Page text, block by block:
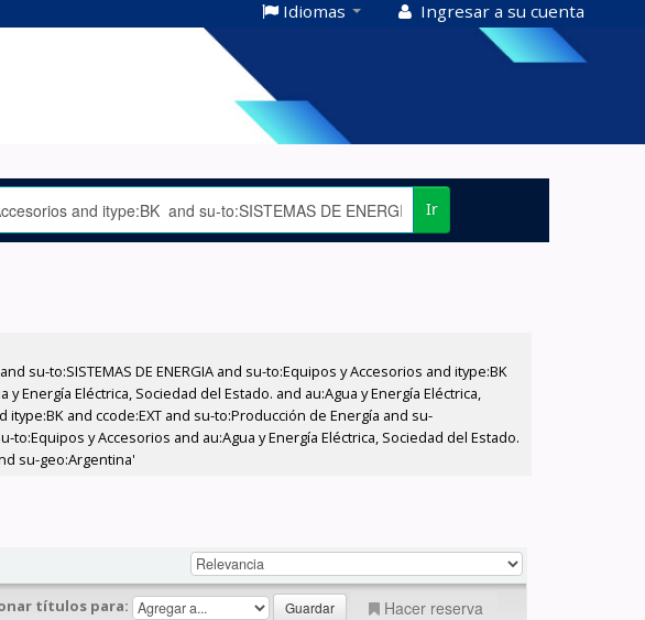
Idiomas Ingresar a su cuenta
Ir
to:SISTEMAS DE ENERGIA and su-to:Equipos y Accesorios and itype:BK
Energía Eléctrica, Sociedad del Estado. and au:Agua y Energía Eléctrica,
and ccode:EXT and su-to:Producción de Energía and su-
y Accesorios and au:Agua y Energía Eléctrica, Sociedad del Estado.
su-geo:Argentina'
títulos para: Hacer reserva